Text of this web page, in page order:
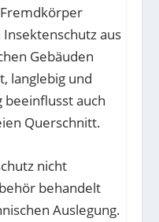
aus
Gebäuden
langlebig und
beeinflusst auch
Querschnitt.
nicht
behandelt
Auslegung.